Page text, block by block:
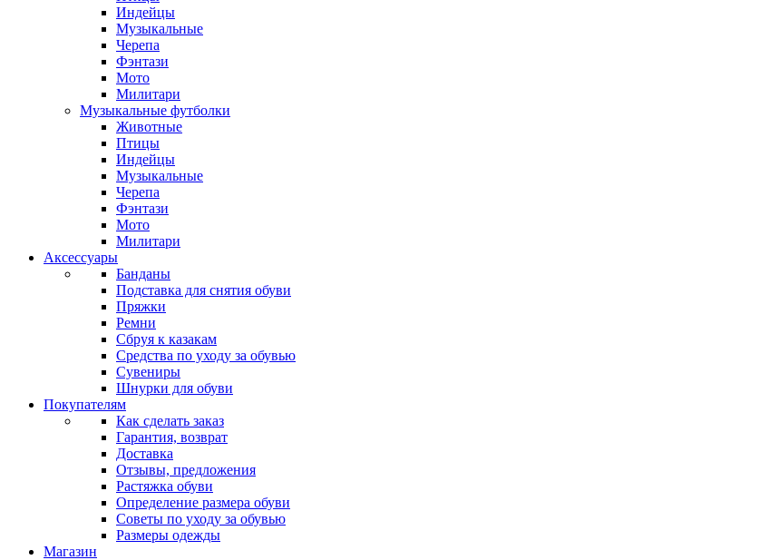
Индейцы
Музыкальные
Черепа
Фэнтази
Мото
Милитари
Музыкальные футболки
Животные
Птицы
Индейцы
Музыкальные
Черепа
Фэнтази
Мото
Милитари
Аксессуары
Банданы
Подставка для снятия обуви
Пряжки
Ремни
Сбруя к казакам
Средства по уходу за обувью
Сувениры
Шнурки для обуви
Покупателям
Как сделать заказ
Гарантия, возврат
Доставка
Отзывы, предложения
Растяжка обуви
Определение размера обуви
Советы по уходу за обувью
Размеры одежды
Магазин